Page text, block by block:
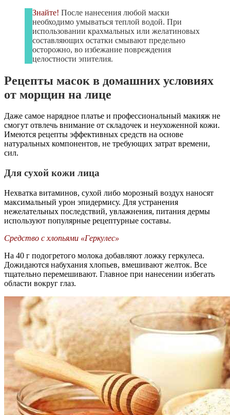
Знайте! После нанесения любой маски
необходимо умываться теплой водой. При
использовании крахмальных или желатиновых
составляющих остатки смывают предельно
осторожно, во избежание повреждения
целостности эпителия.
Рецепты масок в домашних условиях
от морщин на лице
Даже самое нарядное платье и профессиональный макияж не
смогут отвлечь внимание от складочек и неухоженной кожи.
Имеются рецепты эффективных средств на основе
натуральных компонентов, не требующих затрат времени,
сил.
Для сухой кожи лица
Нехватка витаминов, сухой либо морозный воздух наносят
максимальный урон эпидермису. Для устранения
нежелательных последствий, увлажнения, питания дермы
используют популярные рецептурные составы.
Средство с хлопьями «Геркулес»
На 40 г подогретого молока добавляют ложку геркулеса.
Дожидаются набухания хлопьев, вмешивают желток. Все
тщательно перемешивают. Главное при нанесении избегать
области вокруг глаз.